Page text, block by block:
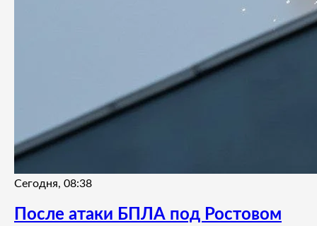
Сегодня, 08:38
После атаки БПЛА под Ростовом